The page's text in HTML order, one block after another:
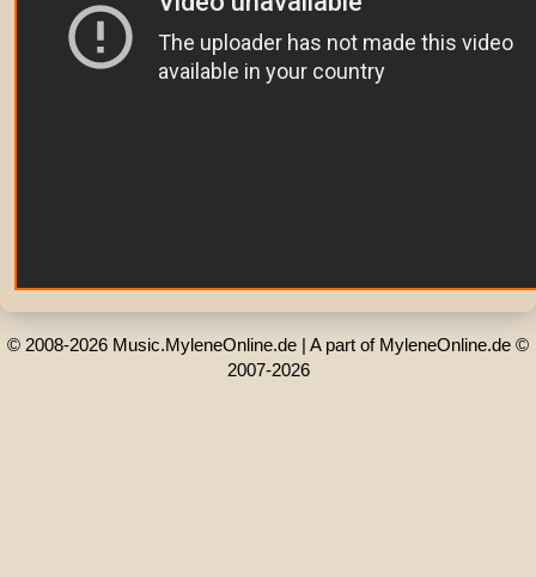
© 2008-2026 Music.MyleneOnline.de | A part of MyleneOnline.de ©
2007-2026